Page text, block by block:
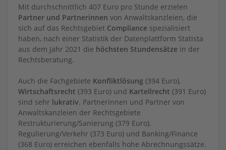
Mit durchschnittlich 407 Euro pro Stunde erzielen
Partner und Partnerinnen von Anwaltskanzleien, die
sich auf das Rechtsgebiet Compliance spezialisiert
haben, nach einer Statistik der Datenplattform Statista
aus dem Jahr 2021 die höchsten Stundensätze in der
Rechtsberatung.
Auch die Fachgebiete Konfliktlösung (394 Euro),
Wirtschaftsrecht (393 Euro) und Kartellrecht (391 Euro)
sind sehr lukrativ. Partnerinnen und Partner von
Anwaltskanzleien der Rechtsgebiete
Restrukturierung/Sanierung (379 Euro),
Regulierung/Verkehr (373 Euro) und Banking/Finance
(368 Euro) erreichen ebenfalls hohe Abrechnungssätze.